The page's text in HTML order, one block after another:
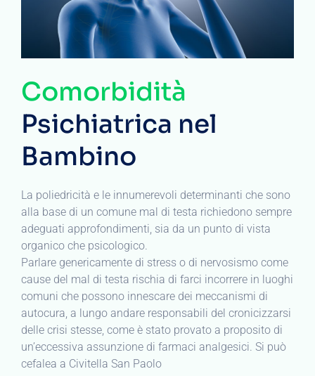
Comorbidità
Psichiatrica nel
Bambino
La poliedricità e le innumerevoli determinanti che sono
alla base di un comune mal di testa richiedono sempre
adeguati approfondimenti, sia da un punto di vista
organico che psicologico.
Parlare genericamente di stress o di nervosismo come
cause del mal di testa rischia di farci incorrere in luoghi
comuni che possono innescare dei meccanismi di
autocura, a lungo andare responsabili del cronicizzarsi
delle crisi stesse, come è stato provato a proposito di
un’eccessiva assunzione di farmaci analgesici. Si può
cefalea a Civitella San Paolo